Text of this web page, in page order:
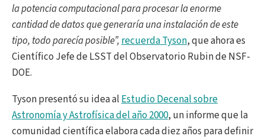
la potencia computacional para procesar la enorme
cantidad de datos que generaría una instalación de este
tipo, todo parecía posible”,recuerda Tyson, que ahora es
Científico Jefe de LSST del Observatorio Rubin de NSF-
DOE.
Tyson presentó su idea alEstudio Decenal sobre
Astronomía y Astrofísica del año 2000, un informe que la
comunidad científica elabora cada diez años para definir